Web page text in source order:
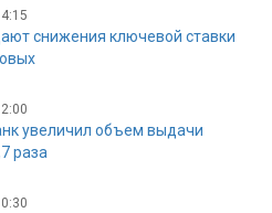
снижения ключевой ставки
увеличил объем выдачи
раза